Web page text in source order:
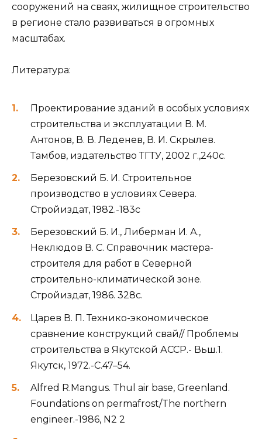
сооружений на сваях, жилищное строительство
в регионе стало развиваться в огромных
масштабах.
Литература:
Проектирование зданий в особых условиях
строительства и эксплуатации В. М.
Антонов, В. В. Леденев, В. И. Скрылев.
Тамбов, издательство ТГТУ, 2002 г.,240с.
Березовский Б. И. Строительное
производство в условиях Севера.
Стройиздат, 1982.-183с
Березовский Б. И., Либерман И. А.,
Неклюдов В. С. Справочник мастера-
строителя для работ в Северной
строительно-климатической зоне.
Стройиздат, 1986. 328с.
Царев В. П. Технико-экономическое
сравнение конструкций свай// Проблемы
строительства в Якутской АССР.- Вьш.1.
Якутск, 1972.-С.47–54.
Alfred R.Mangus. Thul air base, Greenland.
Foundations on permafrost/The northern
engineer.-1986, N2 2